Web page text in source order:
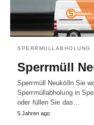
SPERRMÜLLABHOLUNG
Sperrmüll
Sperrmüll Neukölln Sie
Sperrmüllabholung in
oder füllen Sie das…
5 Jahren ago